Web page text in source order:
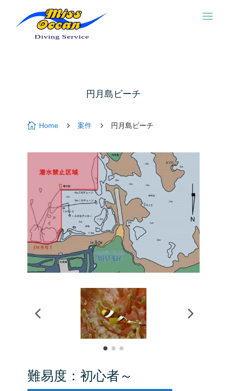
円月島ビーチ
 Home 5 案件 5 円月島ビーチ
難易度：初心者～